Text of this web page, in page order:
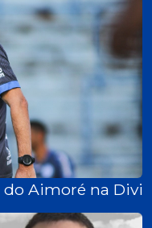
Aimoré na